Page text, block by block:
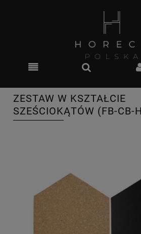
ZESTAW W KSZTAŁCIE
SZEŚCIOKĄTÓW (FB-CB-